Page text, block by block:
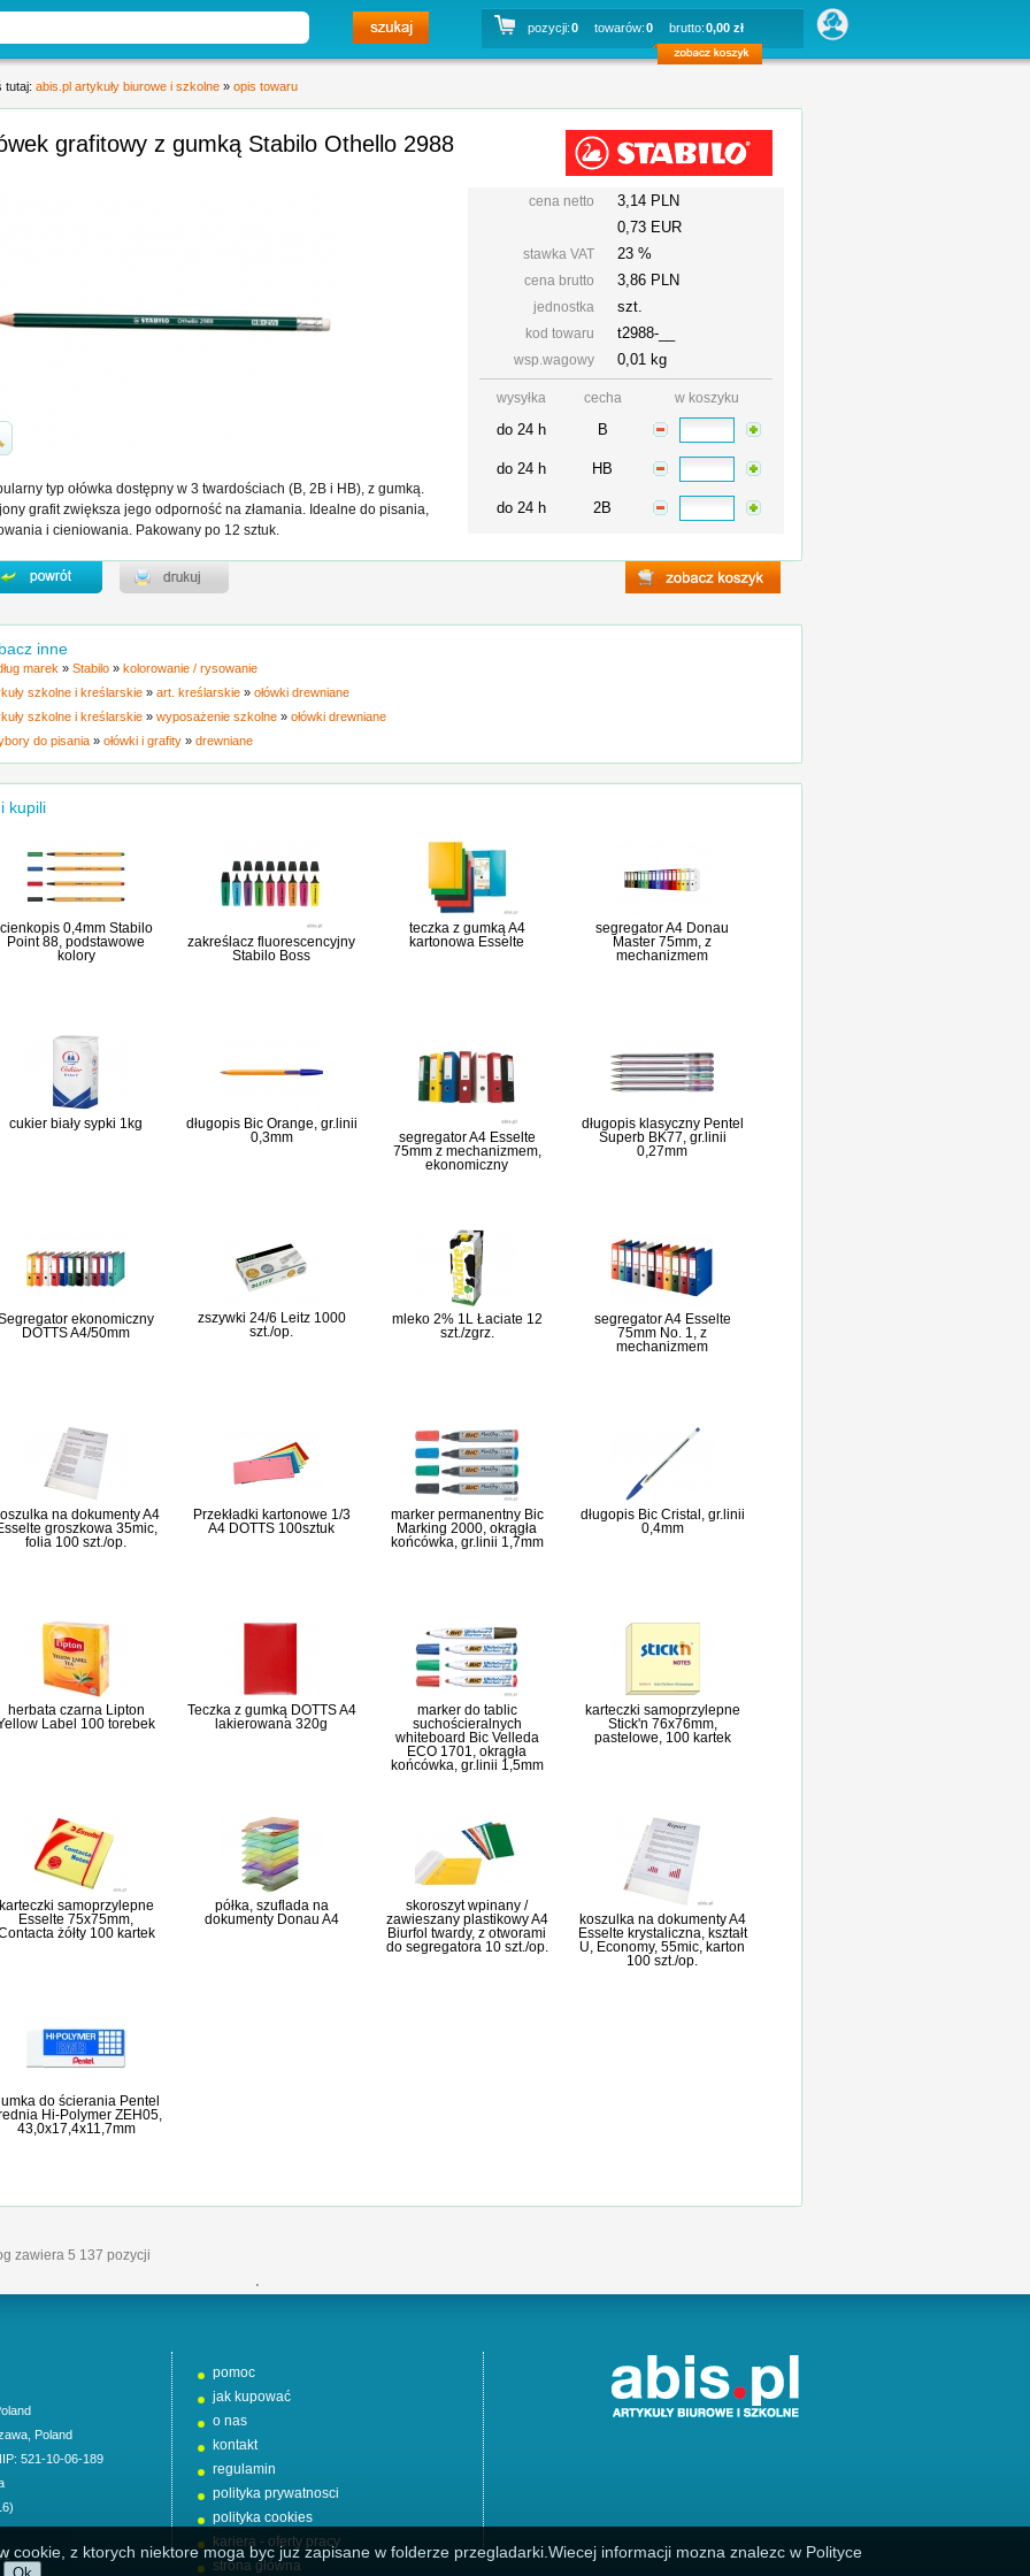
pozycji:0 towarów:0 brutto:0,00 zł
tutaj: abis.pl artykuły biurowe i szkolne » opis towaru
grafitowy z gumką Stabilo Othello 2988
cena netto
3,14 PLN
0,73 EUR
stawka VAT 23 %
cena brutto 3,86 PLN
jednostka szt.
kod towaru t2988-__
wsp.wagowy 0,01 kg
wysyłka cecha w koszyku
do 24 h B
do 24 h HB
do 24 h 2B
typ ołówka dostępny w 3 twardościach (B, 2B i HB), z gumką.
grafit zwiększa jego odporność na złamania. Idealne do pisania,
i cieniowania. Pakowany po 12 sztuk.
inne
marek » Stabilo » kolorowanie / rysowanie
szkolne i kreślarskie » art. kreślarskie » ołówki drewniane
szkolne i kreślarskie » wyposażenie szkolne » ołówki drewniane
do pisania » ołówki i grafity » drewniane
kupili
cienkopis 0,4mm Stabilo
Point 88, podstawowe
kolory
zakreślacz fluorescencyjny
Stabilo Boss
teczka z gumką A4
kartonowa Esselte
segregator A4 Donau
Master 75mm, z
mechanizmem
cukier biały sypki 1kg
długopis Bic Orange, gr.linii
0,3mm
segregator A4 Esselte
75mm z mechanizmem,
ekonomiczny
długopis klasyczny Pentel
Superb BK77, gr.linii
0,27mm
ekonomiczny
DOTTS A4/50mm
zszywki 24/6 Leitz 1000
szt./op.
mleko 2% 1L Łaciate 12
szt./zgrz.
segregator A4 Esselte
75mm No. 1, z
mechanizmem
na dokumenty A4
groszkowa 35mic,
folia 100 szt./op.
Przekładki kartonowe 1/3
A4 DOTTS 100sztuk
marker permanentny Bic
Marking 2000, okrągła
końcówka, gr.linii 1,7mm
długopis Bic Cristal, gr.linii
0,4mm
herbata czarna Lipton
Label 100 torebek
Teczka z gumką DOTTS A4
lakierowana 320g
marker do tablic
suchościeralnych
whiteboard Bic Velleda
ECO 1701, okrągła
końcówka, gr.linii 1,5mm
karteczki samoprzylepne
Stick'n 76x76mm,
pastelowe, 100 kartek
samoprzylepne
Esselte 75x75mm,
żółty 100 kartek
półka, szuflada na
dokumenty Donau A4
skoroszyt wpinany /
zawieszany plastikowy A4
Biurfol twardy, z otworami
do segregatora 10 szt./op.
koszulka na dokumenty A4
Esselte krystaliczna, kształt
U, Economy, 55mic, karton
100 szt./op.
do ścierania Pentel
Hi-Polymer ZEH05,
43,0x17,4x11,7mm
zawiera 5 137 pozycji
'
Poland
521-10-06-189
pomoc
jak kupować
o nas
kontakt
regulamin
polityka prywatnosci
polityka cookies
kariera - oferty pracy
strona główna
cookie, z ktorych niektore moga byc juz zapisane w folderze przegladarki.Wiecej informacji mozna znalezc w Polityce